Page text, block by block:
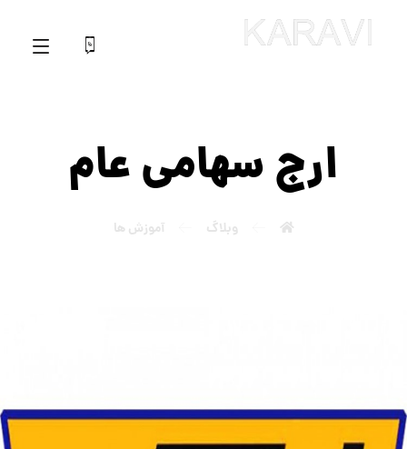
ارج سهامی عام
وبلاگ آموزش ها